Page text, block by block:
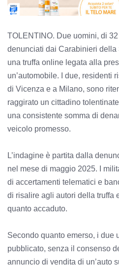
TOLENTINO. Due uomini, di
denunciati dai Carabinieri della
una truffa online legata alla
un’automobile. I due, residenti
di Vicenza e a Milano, sono
raggirato un cittadino
una consistente somma di
veicolo promesso.
L’indagine è partita dalla
nel mese di maggio 2025. I
di accertamenti telematici e
di risalire agli autori della truffa
quanto accaduto.
Secondo quanto emerso, i due
pubblicato, senza il consenso
annuncio di vendita di un’auto